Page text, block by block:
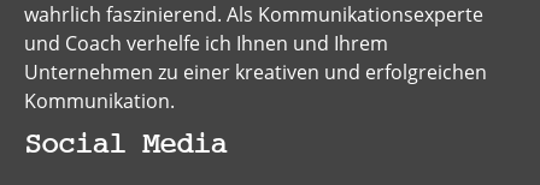
wahrlich faszinierend. Als Kommunikationsexperte
und Coach verhelfe ich Ihnen und Ihrem
Unternehmen zu einer kreativen und erfolgreichen
Kommunikation.
Social Media